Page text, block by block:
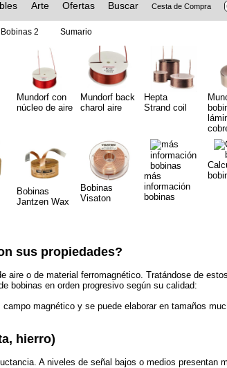
Arte Ofertas Buscar Cesta de Compra
Bobinas 2 Sumario
Mundorf con
núcleo de aire
Mundorf back
charol aire
Hepta
Strand coil
Bobinas
Jantzen Wax
Bobinas
Visaton
más
información
bobinas
sus propiedades?
aire o de material ferromagnético. Tratándose de
bobinas en orden progresivo según su calidad:
magnético y se puede elaborar en tamaños
hierro)
A niveles de señal bajos o medios presentan